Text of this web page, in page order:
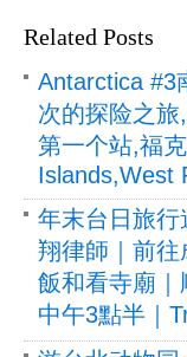
Related Posts
Antarctica #3
次的探险之
第一个站,福
Islands,West
年末台日旅
翔律師｜前往
飯和看寺廟
中午3點半｜